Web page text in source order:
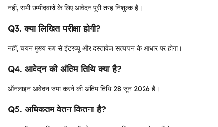
नहीं, सभी उम्मीदवारों के लिए आवेदन पूरी तरह निशुल्क है।
Q3. क्या लिखित परीक्षा होगी?
नहीं, चयन मुख्य रूप से इंटरव्यू और दस्तावेज सत्यापन के आधार पर होगा।
Q4. आवेदन की अंतिम तिथि क्या है?
ऑनलाइन आवेदन जमा करने की अंतिम तिथि 28 जून 2026 है।
Q5. अधिकतम वेतन कितना है?